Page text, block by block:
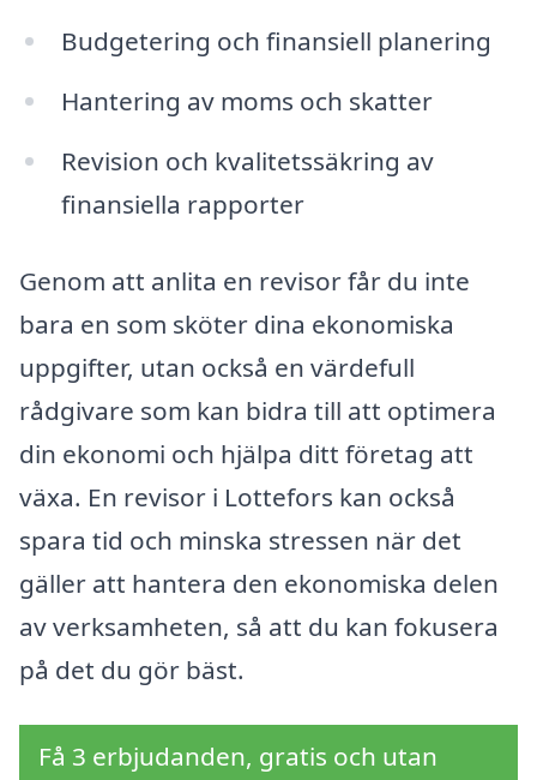
Budgetering och finansiell planering
Hantering av moms och skatter
Revision och kvalitetssäkring av
finansiella rapporter
Genom att anlita en revisor får du inte
bara en som sköter dina ekonomiska
uppgifter, utan också en värdefull
rådgivare som kan bidra till att optimera
din ekonomi och hjälpa ditt företag att
växa. En revisor i Lottefors kan också
spara tid och minska stressen när det
gäller att hantera den ekonomiska delen
av verksamheten, så att du kan fokusera
på det du gör bäst.
Få 3 erbjudanden, gratis och utan